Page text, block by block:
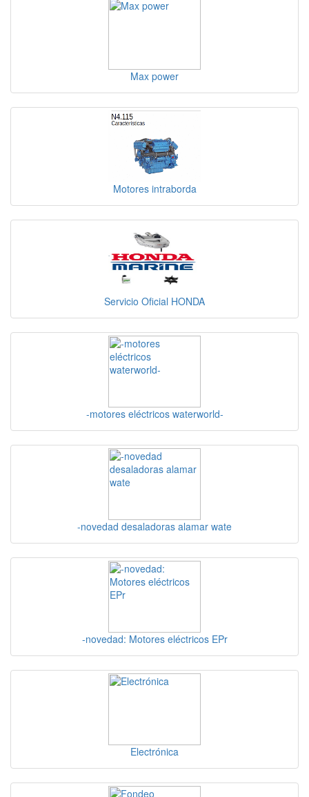
Max power
Motores intraborda
Servicio Oficial HONDA
-motores eléctricos waterworld-
-novedad desaladoras alamar wate
-novedad: Motores eléctricos EPr
Electrónica